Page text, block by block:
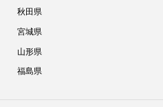
秋田県
宮城県
山形県
福島県